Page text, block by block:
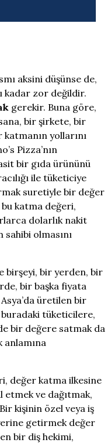
aksini düşünse de,
kadar zor değildir.
gerekir. Buna göre,
bir şirkete, bir
yollarını
Pizza’nın
bir gıda ürününü
ile tüketiciye
suretiyle bir değer
bu katma değeri,
dolarlık nakit
olmasını
birşeyi, bir yerden, bir
bir başka fiyata
üretilen bir
tüketicilere,
bir değere satmak da
değer katma ilkesine
etmek ve dağıtmak,
kişinin özel veya iş
getirmek değer
bir diş hekimi,